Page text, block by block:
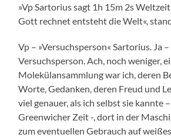
»Vp Sartorius sagt 1h 15m 2s
Gott rechnet entsteht die Welt«,
Vp – »Versuchsperson« Sartorius. Ja
Versuchsperson. Ach, noch weniger,
Molekülansammlung war ich, deren
Worte, Gedanken, deren Freud und
viel genauer, als ich selbst sie kannte
Greenwicher Zeit -, dort in der
zum eventuellen Gebrauch auf